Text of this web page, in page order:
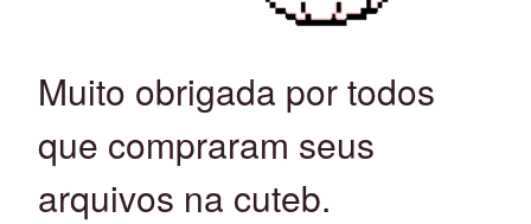
Muito obrigada por todos
que compraram seus
arquivos na cuteb.